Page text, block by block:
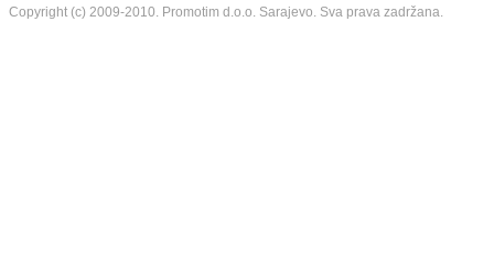
Copyright (c) 2009-2010. Promotim d.o.o. Sarajevo. Sva prava zadržana.